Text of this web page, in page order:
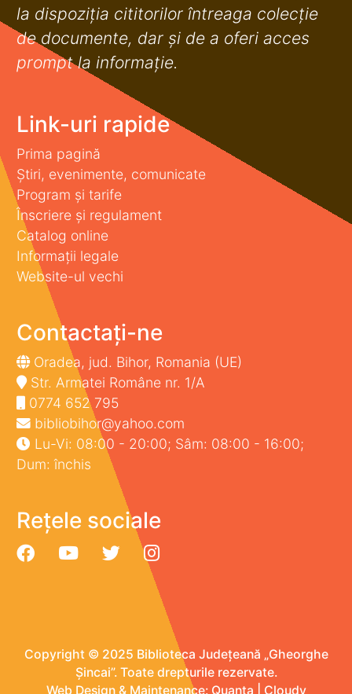
la dispoziţia cititorilor întreaga colecţie
de documente, dar şi de a oferi acces
prompt la informaţie.
Link-uri rapide
Prima pagină
Știri, evenimente, comunicate
Program și tarife
Înscriere și regulament
Catalog online
Informații legale
Website-ul vechi
Contactați-ne
Oradea, jud. Bihor, Romania (UE)
Str. Armatei Române nr. 1/A
0774 652 795
bibliobihor@yahoo.com
Lu-Vi: 08:00 - 20:00; Sâm: 08:00 - 16:00;
Dum: închis
Rețele sociale
Copyright © 2025 Biblioteca Județeană „Gheorghe
Șincai”. Toate drepturile rezervate.
Web Design & Maintenance: Quanta Cloudy